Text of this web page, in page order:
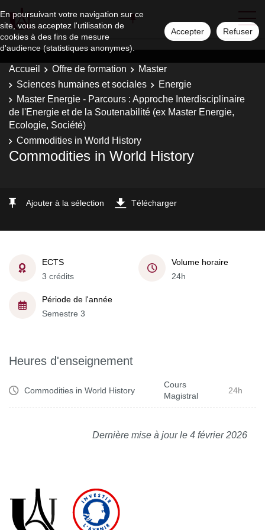
En poursuivant votre navigation sur ce
site, vous acceptez l'utilisation de
cookies à des fins de mesure
d'audience (statistiques anonymes).
Accepter Refuser
Accueil Offre de formation
Master
Sciences humaines et sociales
Energie
Master Energie - Parcours : Approche Interdisciplinaire
de l'Energie et de la Soutenabilité (ex Master Energie,
Ecologie, Société)
Commodities in World History
Commodities in World History
Ajouter à la sélection Télécharger
ECTS
3 crédits
Volume horaire
24h
Période de l'année
Semestre 3
Heures d'enseignement
Commodities in World History
Cours
Magistral
24h
Dernière mise à jour le 4 février 2026